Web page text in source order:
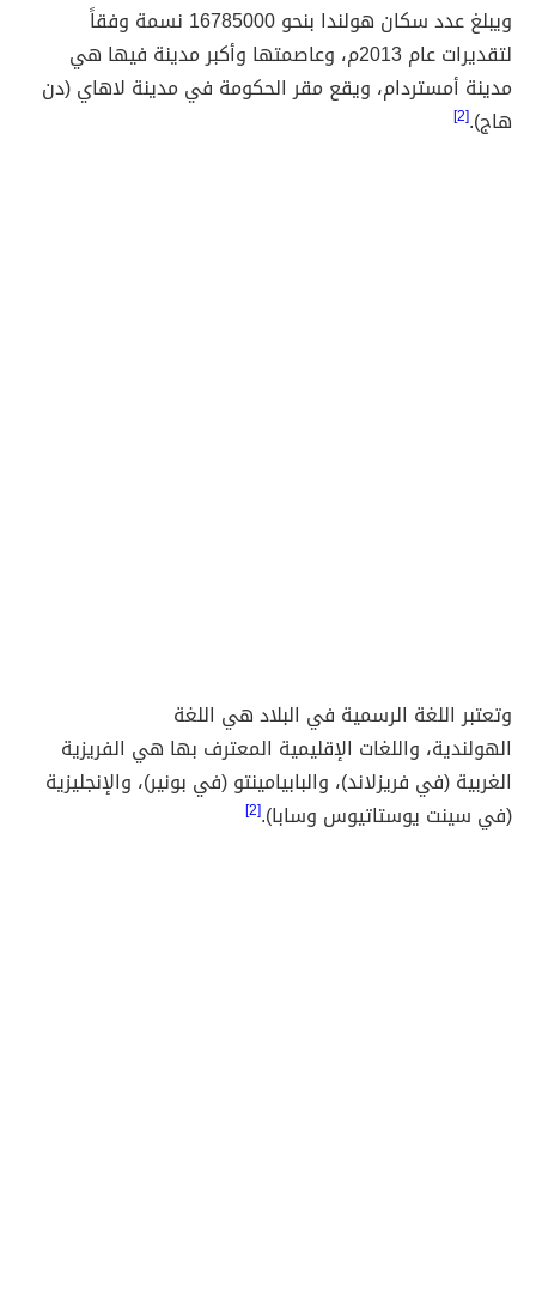
ويبلغ عدد سكان هولندا بنحو 16785000 نسمة وفقاً
لتقديرات عام 2013م، وعاصمتها وأكبر مدينة فيها هي
مدينة أمستردام، ويقع مقر الحكومة في مدينة لاهاي (دن
هاج).[2]
وتعتبر اللغة الرسمية في البلاد هي اللغة
الهولندية، واللغات الإقليمية المعترف بها هي الفريزية
الغربية (في فريزلاند)، والبابيامينتو (في بونير)، والإنجليزية
(في سينت يوستاتيوس وسابا).[2]